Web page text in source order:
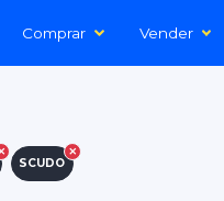
Comprar Vender
SCUDO